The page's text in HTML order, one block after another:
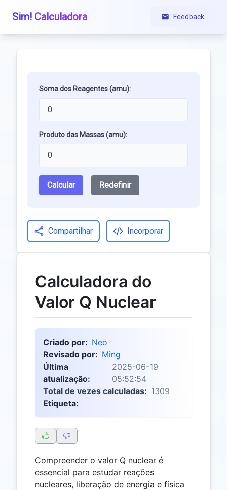
Sim! Calculadora Feedback
Soma dos Reagentes (amu):
Produto das Massas (amu):
Calcular Redefinir
Compartilhar Incorporar
Calculadora do
Valor Q Nuclear
Criado por: Neo
Revisado por: Ming
Última
atualização:
2025-06-19
05:52:54
Total de vezes calculadas: 1309
Etiqueta:
Compreender o valor Q nuclear é
essencial para estudar reações
nucleares, liberação de energia e física